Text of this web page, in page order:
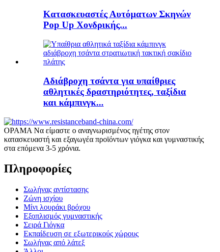
Κατασκευαστές Αυτόματων Σκηνών
Pop Up Χονδρικής...
Αδιάβροχη τσάντα για υπαίθριες
αθλητικές δραστηριότητες, ταξίδια
και κάμπινγκ...
ΟΡΑΜΑ Να είμαστε ο αναγνωρισμένος ηγέτης στον
κατασκευαστή και εξαγωγέα προϊόντων γιόγκα και γυμναστικής
στα επόμενα 3-5 χρόνια.
Πληροφορίες
Σωλήνας αντίστασης
Ζώνη ισχίου
Μίνι λουράκι βρόχου
Εξοπλισμός γυμναστικής
Σειρά Γιόγκα
Εκπαίδευση σε εξωτερικούς χώρους
Σωλήνας από λάτεξ